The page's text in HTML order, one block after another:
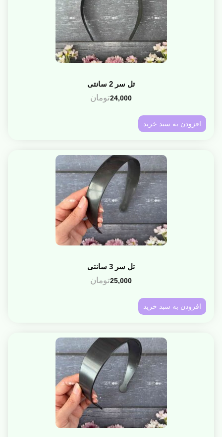
تل سر 2 سانتی
24,000تومان
افزودن به سبد خرید
تل سر 3 سانتی
25,000تومان
افزودن به سبد خرید